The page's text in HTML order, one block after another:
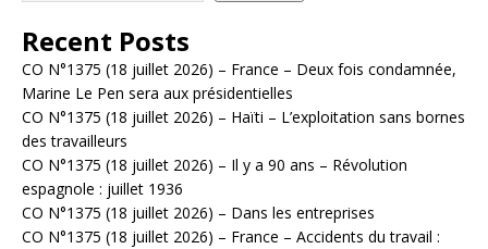
Recent Posts
CO N°1375 (18 juillet 2026) – France – Deux fois condamnée,
Marine Le Pen sera aux présidentielles
CO N°1375 (18 juillet 2026) – Haïti – L’exploitation sans bornes
des travailleurs
CO N°1375 (18 juillet 2026) – Il y a 90 ans – Révolution
espagnole : juillet 1936
CO N°1375 (18 juillet 2026) – Dans les entreprises
CO N°1375 (18 juillet 2026) – France – Accidents du travail :